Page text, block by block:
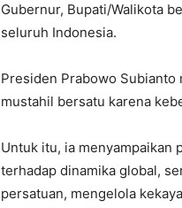
Gubernur, Bupati/Walikota
seluruh Indonesia.
Presiden Prabowo Subianto
mustahil bersatu karena
Untuk itu, ia menyampaikan
terhadap dinamika global,
persatuan, mengelola